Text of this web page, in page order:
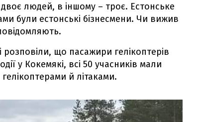
людей, в іншому – троє. Естонське
були естонські бізнесмени. Чи вижив
розповіли, що пасажири гелікоптерів
у Кокемякі, всі 50 учасників мали
й літаками.